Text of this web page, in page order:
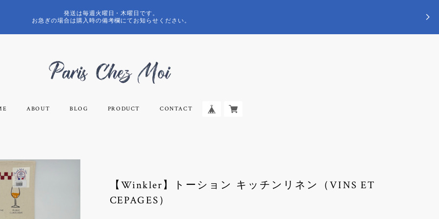
発送は毎週火曜日・木曜日です。
お急ぎの場合は購入時の備考欄にてお知らせください。
ABOUT BLOG PRODUCT CONTACT
【Winkler】トーション キッチンリネン（VINS ET
CEPAGES）